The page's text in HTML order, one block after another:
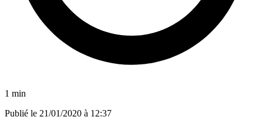
1 min
Publié le 21/01/2020 à 12:37